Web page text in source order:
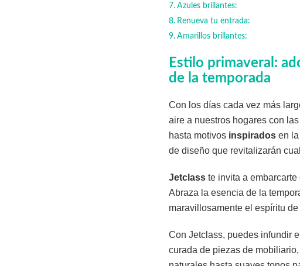
Azules brillantes:
Renueva tu entrada:
Amarillos brillantes:
Estilo primaveral:
de la temporada
Con los días cada vez más
aire a nuestros hogares con las
hasta motivos inspirados en la
de diseño que revitalizarán
Jetclass te invita a
Abraza la esencia de la
maravillosamente el espíritu
Con Jetclass, puedes infundir
curada de piezas de